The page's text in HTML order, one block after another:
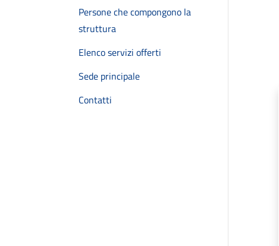
Persone che compongono la
struttura
Elenco servizi offerti
Sede principale
Contatti